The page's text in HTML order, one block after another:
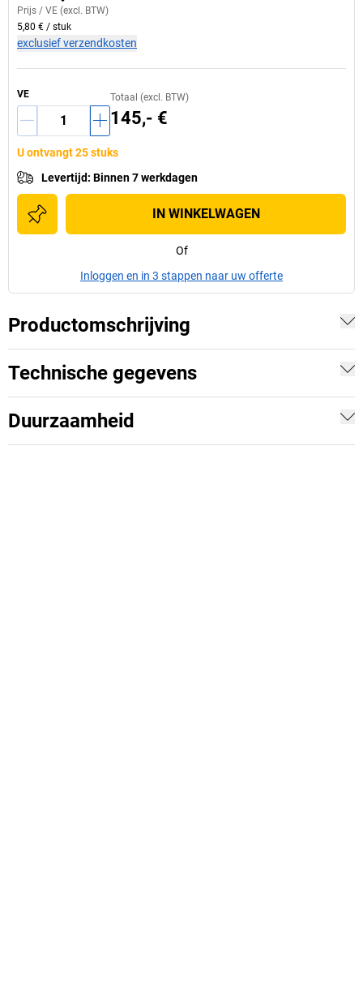
Prijs / VE (excl. BTW)
5,80 € / stuk
exclusief verzendkosten
VE Totaal (excl. BTW)
145,- €
U ontvangt 25 stuks
Levertijd: Binnen 7 werkdagen
IN WINKELWAGEN
Of
Inloggen en in 3 stappen naar uw offerte
Productomschrijving
Technische gegevens
Duurzaamheid